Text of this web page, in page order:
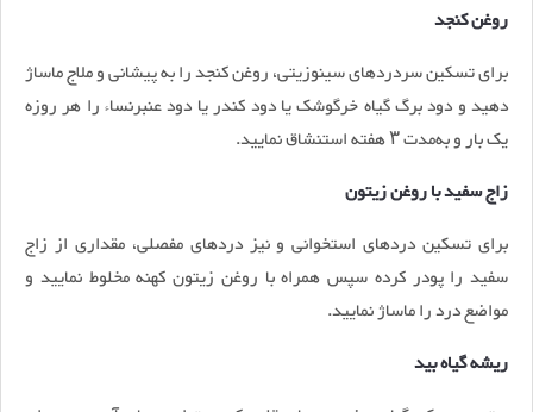
روغن کنجد
برای تسکین سردردهای سینوزیتی، روغن کنجد را به پیشانی و ملاج ماساژ
دهید و دود برگ گیاه خرگوشک یا دود کندر یا دود عنبرنساء را هر روزه
یک بار و به‌مدت ۳ هفته استنشاق نمایید.
زاج سفید با روغن زیتون
برای تسکین دردهای استخوانی و نیز دردهای مفصلی، مقداری از زاج
سفید را پودر کرده سپس همراه با روغن زیتون کهنه مخلوط نمایید و
مواضع درد را ماساژ نمایید.
ریشه گیاه بید